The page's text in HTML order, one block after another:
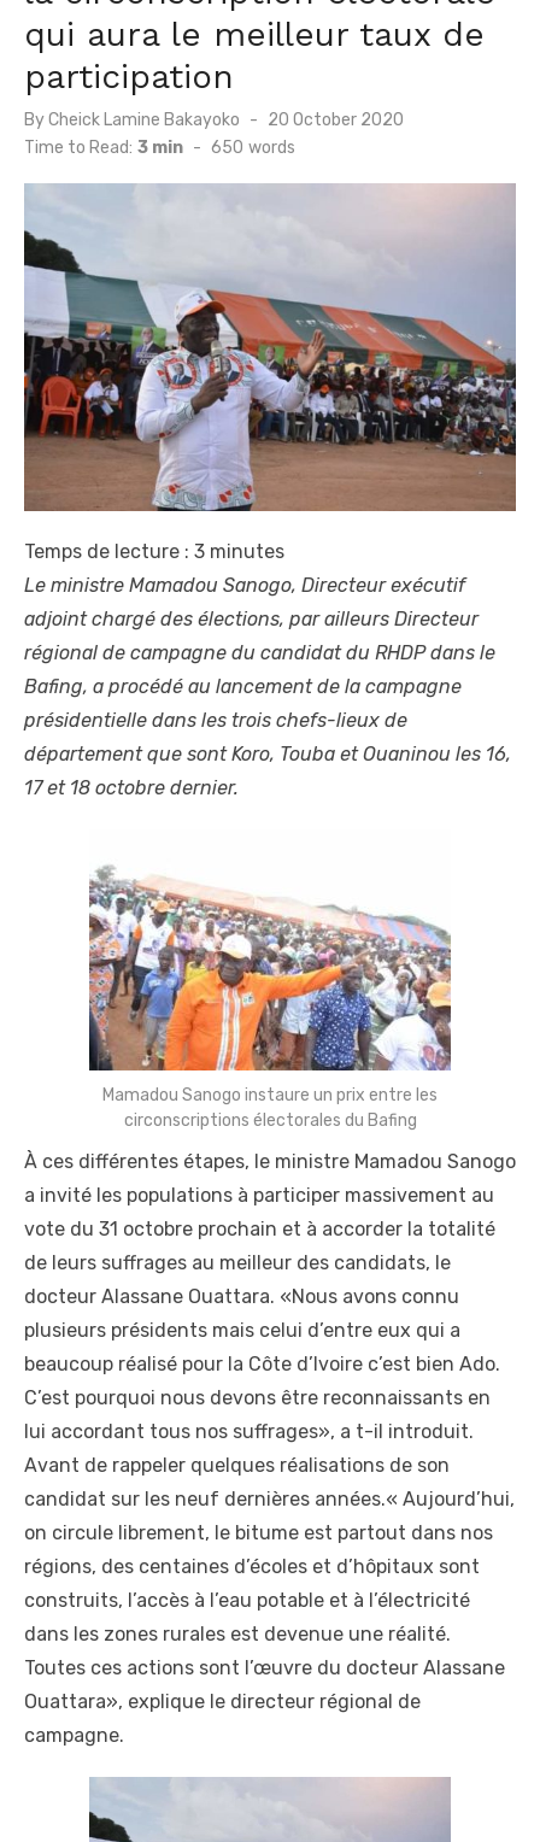
qui aura le meilleur taux de
participation
ByCheick Lamine Bakayoko
Posted
on
20 October 2020
Time to Read: 3 min - 650 words
Temps de lecture : 3 minutes
Le ministre Mamadou Sanogo, Directeur exécutif
adjoint chargé des élections, par ailleurs Directeur
régional de campagne du candidat du RHDP dans le
Bafing, a procédé au lancement de la campagne
présidentielle dans les trois chefs-lieux de
département que sont Koro, Touba et Ouaninou les 16,
17 et 18 octobre dernier.
Mamadou Sanogo instaure un prix entre les
circonscriptions électorales du Bafing
À ces différentes étapes, le ministre Mamadou Sanogo
a invité les populations à participer massivement au
vote du 31 octobre prochain et à accorder la totalité
de leurs suffrages au meilleur des candidats, le
docteur Alassane Ouattara. «Nous avons connu
plusieurs présidents mais celui d’entre eux qui a
beaucoup réalisé pour la Côte d’Ivoire c’est bien Ado.
C’est pourquoi nous devons être reconnaissants en
lui accordant tous nos suffrages», a t-il introduit.
Avant de rappeler quelques réalisations de son
candidat sur les neuf dernières années.« Aujourd’hui,
on circule librement, le bitume est partout dans nos
régions, des centaines d’écoles et d’hôpitaux sont
construits, l’accès à l’eau potable et à l’électricité
dans les zones rurales est devenue une réalité.
Toutes ces actions sont l’œuvre du docteur Alassane
Ouattara», explique le directeur régional de
campagne.